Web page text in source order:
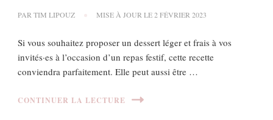
PAR TIM LIPOUZ MISE À JOUR LE2 FÉVRIER 2023
Si vous souhaitez proposer un dessert léger et frais à vos
invités·es à l’occasion d’un repas festif, cette recette
conviendra parfaitement. Elle peut aussi être …
CONTINUER LA LECTURE